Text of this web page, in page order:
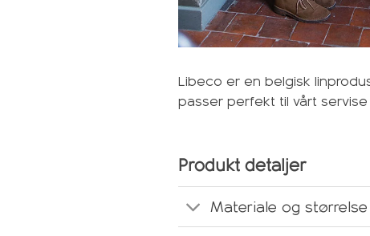
Libeco er en belgisk
passer perfekt til vårt
Produkt detaljer
Materiale og størrelse